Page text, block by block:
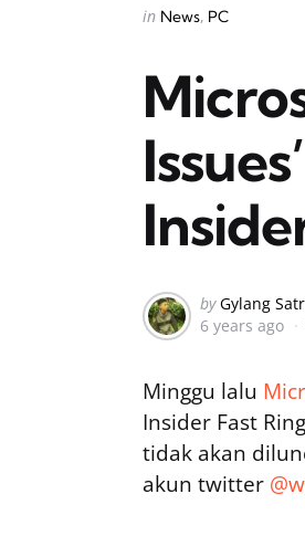
Categories
Posted
in News PC
Posted
by
by Gylang
6 years ago
Minggu lalu
Insider Fast
tidak akan
akun twitter